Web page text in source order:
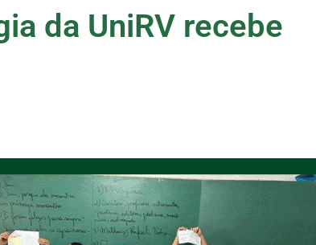
da UniRV recebe